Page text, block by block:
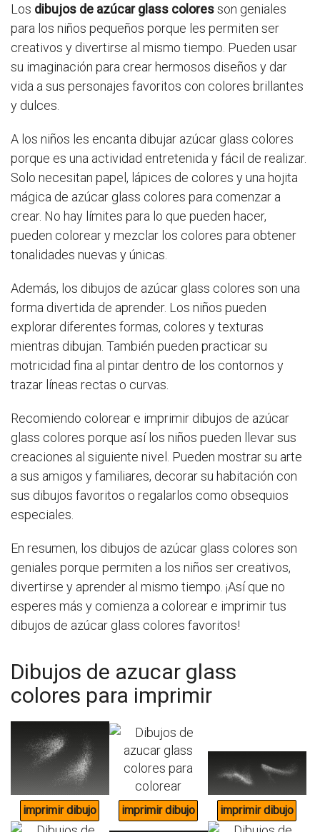
Los dibujos de azúcar glass coloresson geniales
para los niños pequeños porque les permiten ser
creativos y divertirse al mismo tiempo. Pueden usar
su imaginación para crear hermosos diseños y dar
vida a sus personajes favoritos con colores brillantes
y dulces.
A los niños les encanta dibujar azúcar glass colores
porque es una actividad entretenida y fácil de realizar.
Solo necesitan papel, lápices de colores y una hojita
mágica de azúcar glass colores para comenzar a
crear. No hay límites para lo que pueden hacer,
pueden colorear y mezclar los colores para obtener
tonalidades nuevas y únicas.
Además, los dibujos de azúcar glass colores son una
forma divertida de aprender. Los niños pueden
explorar diferentes formas, colores y texturas
mientras dibujan. También pueden practicar su
motricidad fina al pintar dentro de los contornos y
trazar líneas rectas o curvas.
Recomiendo colorear e imprimir dibujos de azúcar
glass colores porque así los niños pueden llevar sus
creaciones al siguiente nivel. Pueden mostrar su arte
a sus amigos y familiares, decorar su habitación con
sus dibujos favoritos o regalarlos como obsequios
especiales.
En resumen, los dibujos de azúcar glass colores son
geniales porque permiten a los niños ser creativos,
divertirse y aprender al mismo tiempo. ¡Así que no
esperes más y comienza a colorear e imprimir tus
dibujos de azúcar glass colores favoritos!
Dibujos de azucar glass
colores para imprimir